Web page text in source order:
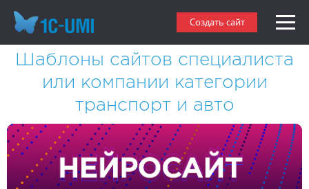
Создать сайт
Шаблоны сайтов специалиста
или компании категории
транспорт и авто